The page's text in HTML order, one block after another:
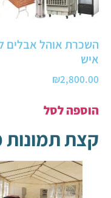
איש
₪2,800.00
הוספה לסל
קצת תמונות